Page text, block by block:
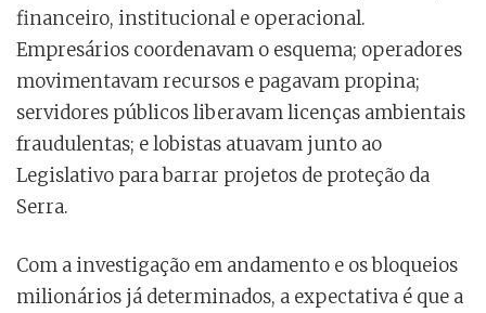
financeiro, institucional e operacional.
Empresários coordenavam o esquema; operadores
movimentavam recursos e pagavam propina;
servidores públicos liberavam licenças ambientais
fraudulentas; e lobistas atuavam junto ao
Legislativo para barrar projetos de proteção da
Serra.
Com a investigação em andamento e os bloqueios
milionários já determinados, a expectativa é que a